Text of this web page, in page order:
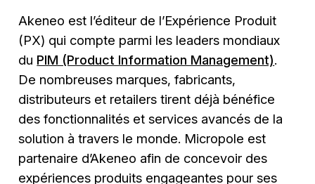
Akeneo est l’éditeur de l’Expérience Produit
(PX) qui compte parmi les leaders mondiaux
du PIM (Product Information Management).
De nombreuses marques, fabricants,
distributeurs et retailers tirent déjà bénéfice
des fonctionnalités et services avancés de la
solution à travers le monde. Micropole est
partenaire d’Akeneo afin de concevoir des
expériences produits engageantes pour ses